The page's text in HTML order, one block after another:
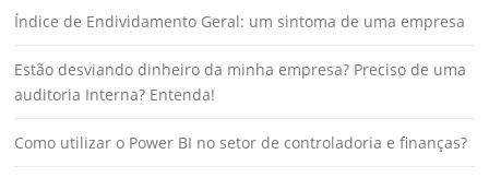
Índice de Endividamento Geral: um sintoma de uma empresa
Estão desviando dinheiro da minha empresa? Preciso de uma
auditoria Interna? Entenda!
Como utilizar o Power BI no setor de controladoria e finanças?